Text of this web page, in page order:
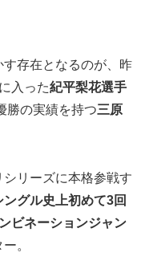
存在となるのが、昨
入った紀平梨花選手
勝の実績を持つ三原
リーズに本格参戦す
グル史上初めて3回
ビネーションジャン
。